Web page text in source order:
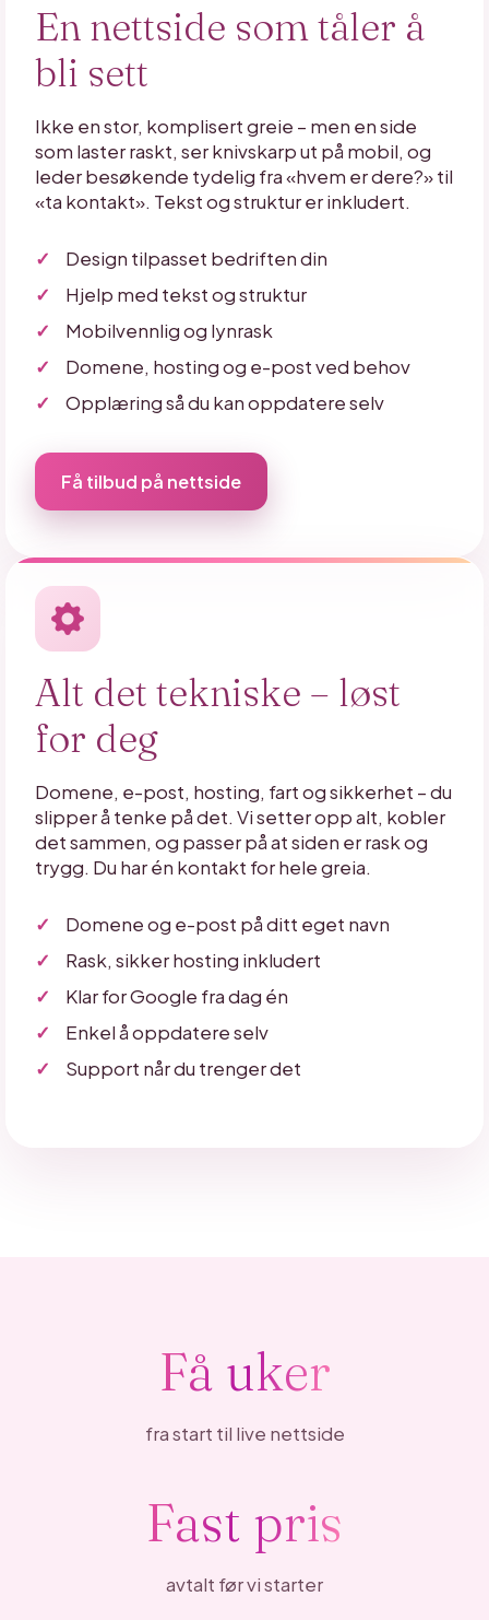
En nettside som tåler å
bli sett
Ikke en stor, komplisert greie – men en side
som laster raskt, ser knivskarp ut på mobil, og
leder besøkende tydelig fra «hvem er dere?» til
«ta kontakt». Tekst og struktur er inkludert.
Design tilpasset bedriften din
Hjelp med tekst og struktur
Mobilvennlig og lynrask
Domene, hosting og e-post ved behov
Opplæring så du kan oppdatere selv
Få tilbud på nettside
Alt det tekniske – løst
for deg
Domene, e-post, hosting, fart og sikkerhet – du
slipper å tenke på det. Vi setter opp alt, kobler
det sammen, og passer på at siden er rask og
trygg. Du har én kontakt for hele greia.
Domene og e-post på ditt eget navn
Rask, sikker hosting inkludert
Klar for Google fra dag én
Enkel å oppdatere selv
Support når du trenger det
Få uker
fra start til live nettside
Fast pris
avtalt før vi starter